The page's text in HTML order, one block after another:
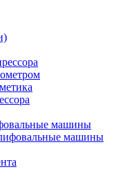
машины
машины